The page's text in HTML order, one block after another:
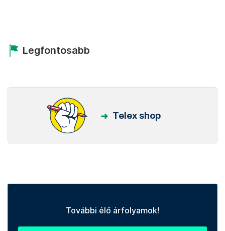
Legfontosabb
Telex shop
További élő árfolyamok!